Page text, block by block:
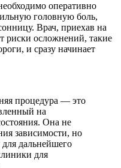
оперативно
головную боль,
Врач, приехав на
риски осложнений, такие
и сразу начинает
процедура — это
на
Она не
зависимости, но
дальнейшего
для